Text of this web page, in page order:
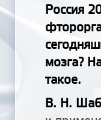
Россия
мозга?
такое.
В. Н.